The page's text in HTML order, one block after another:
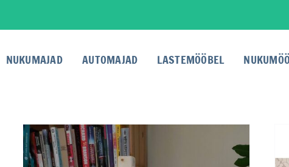
NUKUMAJAD AUTOMAJAD LASTEMÖÖBEL